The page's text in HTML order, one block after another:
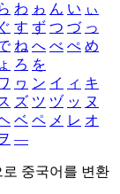
わ ゎ ん い ぃ
ぐ す ず つ づ っ
ね へ べ ぺ め
ょ ろ を
ヮ ン イ ィ キ
ズ ツ ヅ ッ ヌ
ベ ペ メ レ オ
―
중국어를 변환